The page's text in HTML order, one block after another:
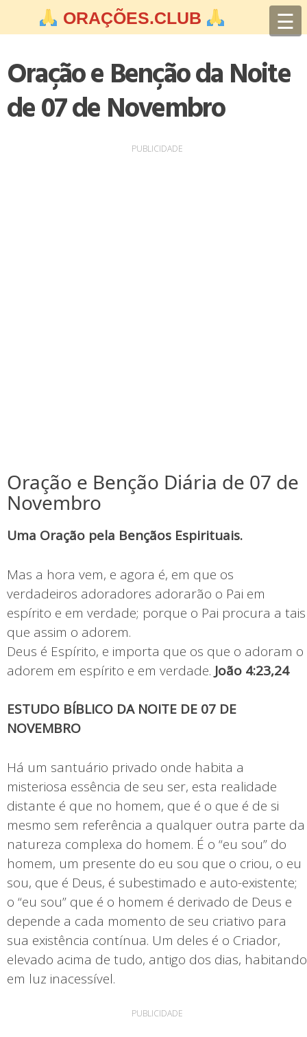
ORAÇÕES.CLUB ☰
Oração e Benção da Noite
de 07 de Novembro
PUBLICIDADE
Oração e Benção Diária de 07 de
Novembro
Uma Oração pela Bençãos Espirituais.
Mas a hora vem, e agora é, em que os
verdadeiros adoradores adorarão o Pai em
espírito e em verdade; porque o Pai procura a tais
que assim o adorem.
Deus é Espírito, e importa que os que o adoram o
adorem em espírito e em verdade. João 4:23,24
ESTUDO BÍBLICO DA NOITE DE 07 DE
NOVEMBRO
Há um santuário privado onde habita a
misteriosa essência de seu ser, esta realidade
distante é que no homem, que é o que é de si
mesmo sem referência a qualquer outra parte da
natureza complexa do homem. É o “eu sou” do
homem, um presente do eu sou que o criou, o eu
sou, que é Deus, é subestimado e auto-existente;
o “eu sou” que é o homem é derivado de Deus e
depende a cada momento de seu criativo para
sua existência contínua. Um deles é o Criador,
elevado acima de tudo, antigo dos dias, habitando
em luz inacessível.
PUBLICIDADE